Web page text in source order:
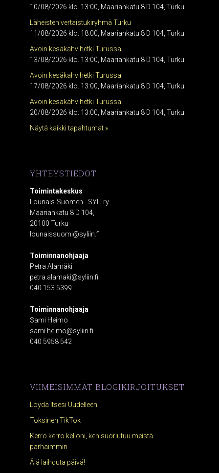
10/08/2026 klo. 13:00, Maariankatu 8 D 104, Turku
Läheisten vertaistukiryhmä Turku
11/08/2026 klo. 18:00, Maariankatu 8 D 104, Turku
Avoin kesäkahvihetki Turussa
13/08/2026 klo. 13:00, Maariankatu 8 D 104, Turku
Avoin kesäkahvihetki Turussa
17/08/2026 klo. 13:00, Maariankatu 8 D 104, Turku
Avoin kesäkahvihetki Turussa
20/08/2026 klo. 13:00, Maariankatu 8 D 104, Turku
Näytä kaikki tapahtumat »
YHTEYSTIEDOT
Toimintakeskus
Lounais-Suomen - SYLI ry
Maariankatu 8 D 104,
20100 Turku
lounaissuomi@syliin.fi
Toiminnanohjaaja
Petra Alamäki
petra.alamaki@syliin.fi
040 153 5399
Toiminnanohjaaja
Sami Heimo
sami.heimo@syliin.fi
040 5958 542
VIIMEISIMMÄT BLOGIKIRJOITUKSET
Löydä Itsesi Uudelleen
Toksinen TikTok
Kerro kerro kelloni, ken suoriutuu meistä
parhaimmin
Älä laihduta päivä!